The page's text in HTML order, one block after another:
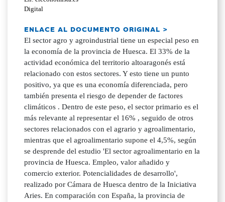
Digital
ENLACE AL DOCUMENTO ORIGINAL >
El sector agro y agroindustrial tiene un especial peso en
la economía de la provincia de Huesca. El 33% de la
actividad económica del territorio altoaragonés está
relacionado con estos sectores. Y esto tiene un punto
positivo, ya que es una economía diferenciada, pero
también presenta el riesgo de depender de factores
climáticos . Dentro de este peso, el sector primario es el
más relevante al representar el 16% , seguido de otros
sectores relacionados con el agrario y agroalimentario,
mientras que el agroalimentario supone el 4,5%, según
se desprende del estudio 'El sector agroalimentario en la
provincia de Huesca. Empleo, valor añadido y
comercio exterior. Potencialidades de desarrollo',
realizado por Cámara de Huesca dentro de la Iniciativa
Aries. En comparación con España, la provincia de